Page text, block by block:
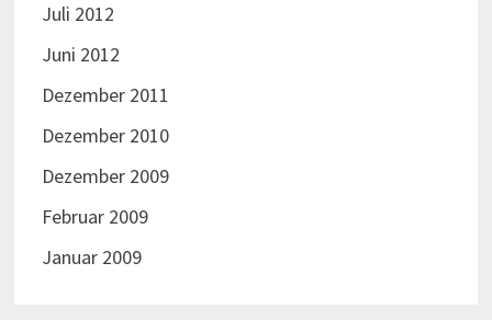
Juli 2012
Juni 2012
Dezember 2011
Dezember 2010
Dezember 2009
Februar 2009
Januar 2009